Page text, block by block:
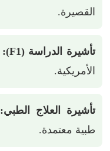
القصيرة.
تأشيرة الدراسة (F1):
الأمريكية.
تأشيرة العلاج الطبي:
طبية معتمدة.